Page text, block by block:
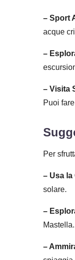
– Sport
acque
–
– Visita
Puoi
Per
– Usa la
solare.
–
–